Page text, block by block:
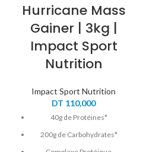
Hurricane Mass
Gainer | 3kg |
Impact Sport
Nutrition
Impact Sport Nutrition
DT 110,000
40g de Protéines*
200g de Carbohydrates*